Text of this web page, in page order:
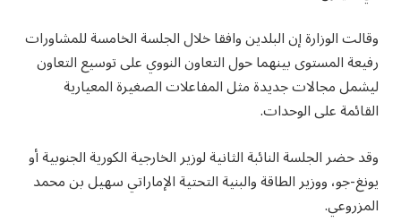
وقالت الوزارة إن البلدين وافقا خلال الجلسة الخامسة للمشاورات
رفيعة المستوى بينهما حول التعاون النووي على توسيع التعاون
ليشمل مجالات جديدة مثل المفاعلات الصغيرة المعيارية
القائمة على الوحدات.
وقد حضر الجلسة النائبة الثانية لوزير الخارجية الكورية الجنوبية أو
يونغ-جو، ووزير الطاقة والبنية التحتية الإماراتي سهيل بن محمد
المزروعي.